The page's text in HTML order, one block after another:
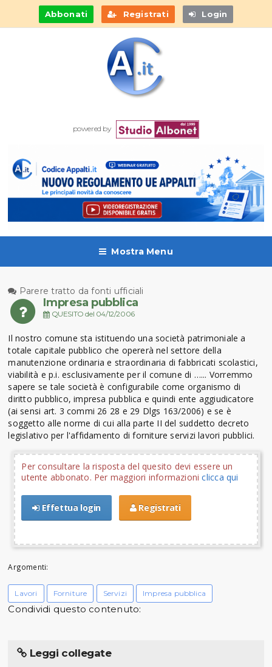
Abbonati Registrati Login
powered by
Mostra Menu
Parere tratto da fonti ufficiali
Impresa pubblica
QUESITO del 04/12/2006
Il nostro comune sta istituendo una società patrimoniale a
totale capitale pubblico che opererà nel settore della
manutenzione ordinaria e straordinaria di fabbricati scolastici,
viabilità e p.i. esclusivamente per il comune di …... Vorremmo
sapere se tale società è configurabile come organismo di
diritto pubblico, impresa pubblica e quindi ente aggiudicatore
(ai sensi art. 3 commi 26 28 e 29 Dlgs 163/2006) e se è
soggetto alle norme di cui alla parte II del suddetto decreto
legislativo per l'affidamento di forniture servizi lavori pubblici.
Per consultare la risposta del quesito devi essere un
utente abbonato. Per maggiori informazioniclicca qui
Effettua login Registrati
Argomenti:
Lavori Forniture Servizi Impresa pubblica
Condividi questo contenuto:
Leggi collegate